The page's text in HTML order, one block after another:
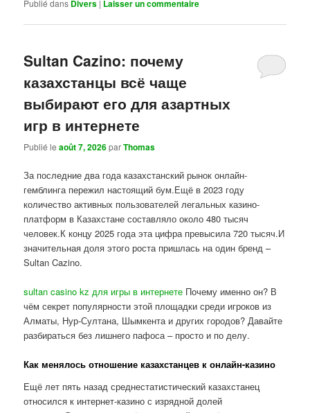
Publié dans Divers | Laisser un commentaire
Sultan Cazino: почему
казахстанцы всё чаще
выбирают его для азартных
игр в интернете
Publié leaoût 7, 2026parThomas
За последние два года казахстанский рынок онлайн-
гемблинга пережил настоящий бум.Ещё в 2023 году
количество активных пользователей легальных казино-
платформ в Казахстане составляло около 480 тысяч
человек.К концу 2025 года эта цифра превысила 720 тысяч.И
значительная доля этого роста пришлась на один бренд –
Sultan Cazino.
sultan casino kz для игры в интернете Почему именно он? В
чём секрет популярности этой площадки среди игроков из
Алматы, Нур-Султана, Шымкента и других городов? Давайте
разбираться без лишнего пафоса – просто и по делу.
Как менялось отношение казахстанцев к онлайн-казино
Ещё лет пять назад среднестатистический казахстанец
относился к интернет-казино с изрядной долей